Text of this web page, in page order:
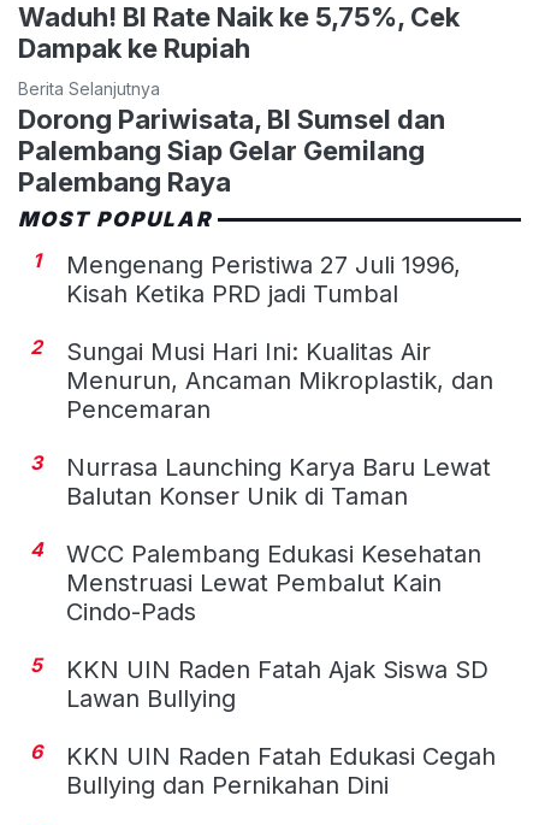
Waduh! BI Rate Naik ke 5,75%, Cek
Dampak ke Rupiah
Berita Selanjutnya
Dorong Pariwisata, BI Sumsel dan
Palembang Siap Gelar Gemilang
Palembang Raya
MOST POPULAR
1
Mengenang Peristiwa 27 Juli 1996,
Kisah Ketika PRD jadi Tumbal
2
Sungai Musi Hari Ini: Kualitas Air
Menurun, Ancaman Mikroplastik, dan
Pencemaran
3
Nurrasa Launching Karya Baru Lewat
Balutan Konser Unik di Taman
4
WCC Palembang Edukasi Kesehatan
Menstruasi Lewat Pembalut Kain
Cindo-Pads
5
KKN UIN Raden Fatah Ajak Siswa SD
Lawan Bullying
6
KKN UIN Raden Fatah Edukasi Cegah
Bullying dan Pernikahan Dini